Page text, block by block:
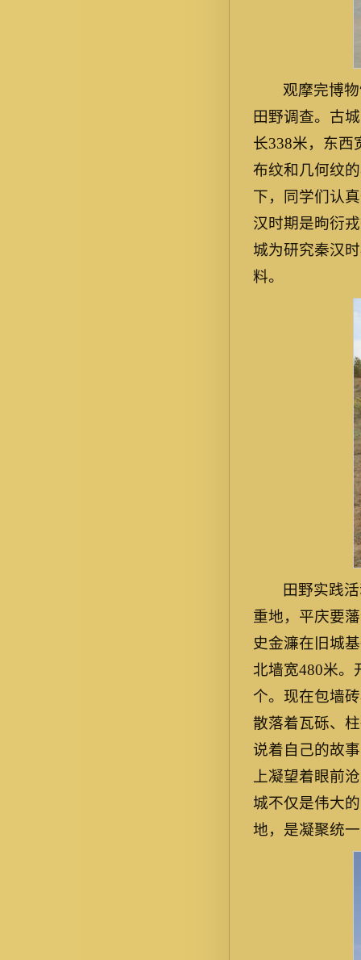
观摩完博
田野调查。古
长338米，东西
布纹和几何纹
下，同学们认
汉时期是昫衍
城为研究秦汉
料。
田野实践
重地，平庆要
史金濂在旧城
北墙宽480米。
个。现在包墙
散落着瓦砾、
说着自己的故
上凝望着眼前
城不仅是伟大
地，是凝聚统